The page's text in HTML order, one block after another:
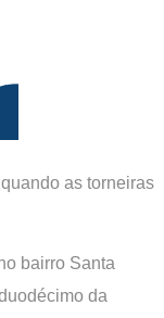
as torneiras
bairro Santa
da